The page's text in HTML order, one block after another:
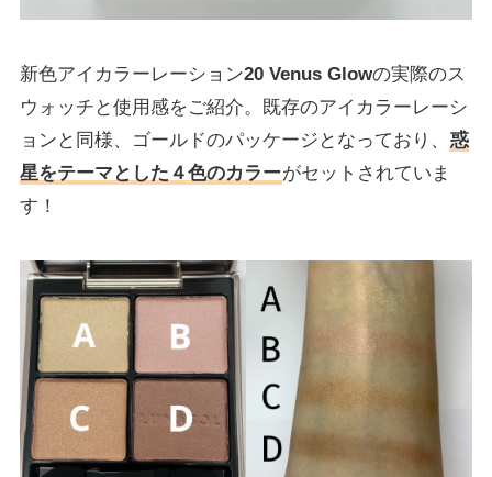
新色アイカラーレーション20 Venus Glowの実際のス
ウォッチと使用感をご紹介。既存のアイカラーレーシ
ョンと同様、ゴールドのパッケージとなっており、 惑
星をテーマとした４色のカラーがセットされていま
す！